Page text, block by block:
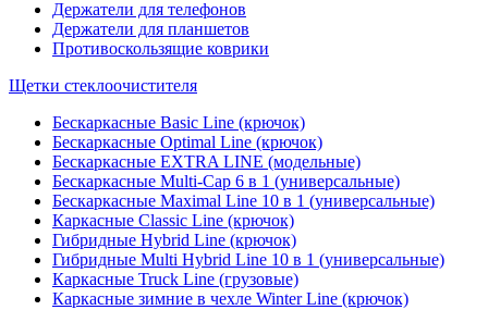
Держатели для телефонов
Держатели для планшетов
Противоскользящие коврики
Щетки стеклоочистителя
Бескаркасные Basic Line (крючок)
Бескаркасные Optimal Line (крючок)
Бескаркасные EXTRA LINE (модельные)
Бескаркасные Multi-Cap 6 в 1 (универсальные)
Бескаркасные Maximal Line 10 в 1 (универсальные)
Каркасные Classic Line (крючок)
Гибридные Hybrid Line (крючок)
Гибридные Multi Hybrid Line 10 в 1 (универсальные)
Каркасные Truck Line (грузовые)
Каркасные зимние в чехле Winter Line (крючок)